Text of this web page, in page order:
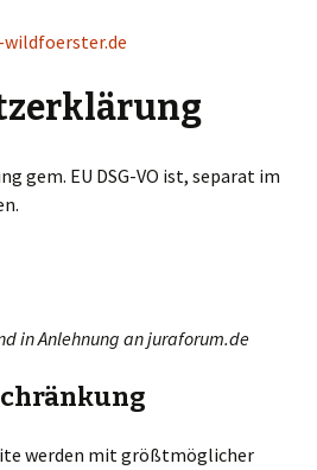
gem. EU DSG-VO ist, separat im
in Anlehnung an juraforum.de
werden mit größtmöglicher